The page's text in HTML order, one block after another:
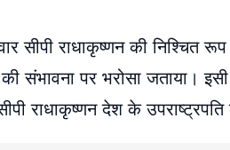
सीपी राधाकृष्णन की निश्चित
संभावना पर भरोसा जताया।
राधाकृष्णन देश के उपराष्ट्रपति